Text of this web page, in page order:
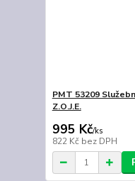
PMT 53209
Z.O.J.E.
995 Kč/ks
822 Kč bez DPH